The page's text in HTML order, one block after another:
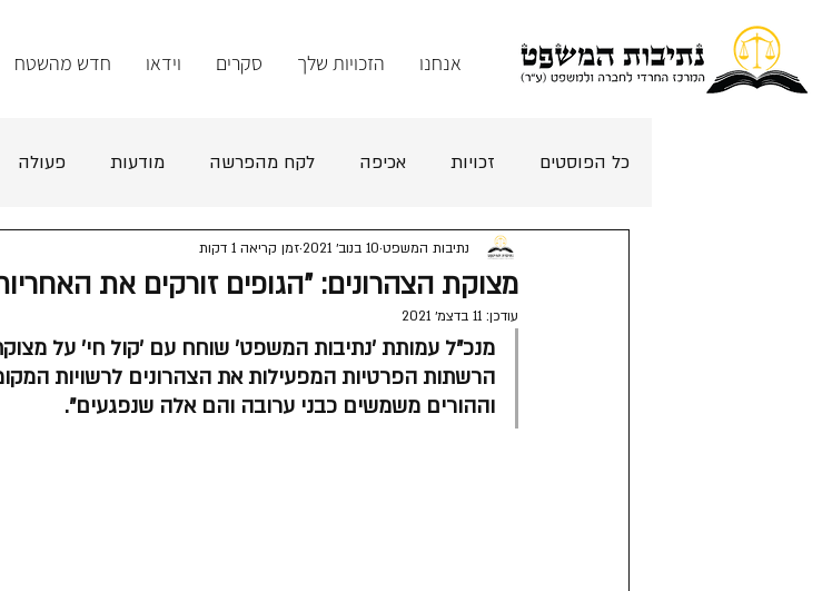
אנחנו הזכויות שלך סקרים וידאו חדש מהשטח
כל הפוסטים זכויות אכיפה לקח מהפרשה מודעות פעולה
מצוקת הצהרונים: "הגופים זורקים את
נתיבות המשפט 10 בנוב׳ 2021 זמן קריאה 1 דקות
עודכן: 11 בדצמ׳ 2021
מנכ"ל עמותת 'נתיבות המשפט' שוחח עם 'קול חי' על
הרשתות הפרטיות המפעילות את הצהרונים לרשויות
וההורים משמשים כבני ערובה והם אלה שנפגעים".